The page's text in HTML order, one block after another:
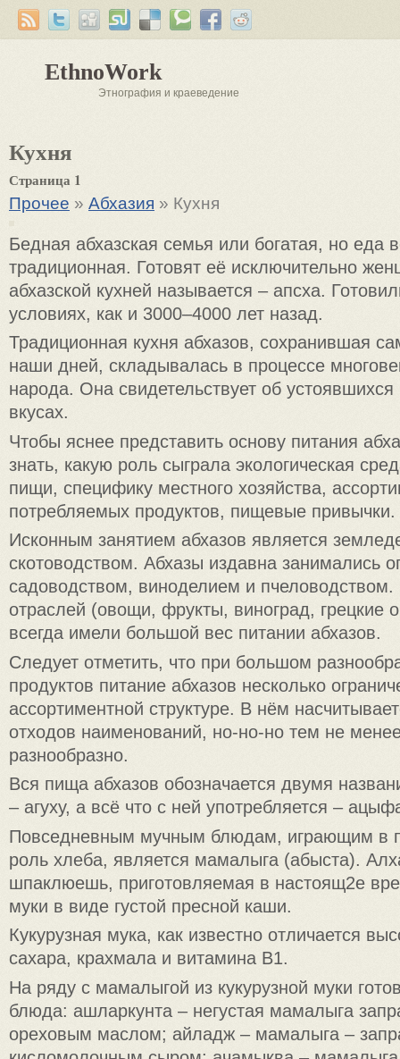
EthnoWork
Этнография и краеведение
Кухня
Страница 1
Прочее » Абхазия » Кухня
Бедная абхазская семья или богатая, но еда
традиционная. Готовят её исключительно
абхазской кухней называется – апсха.
условиях, как и 3000–4000 лет назад.
Традиционная кухня абхазов, сохранившая
наши дней, складывалась в процессе
народа. Она свидетельствует об
вкусах.
Чтобы яснее представить основу питания
знать, какую роль сыграла экологическая
пищи, специфику местного хозяйства,
потребляемых продуктов, пищевые привычки.
Исконным занятием абхазов является
скотоводством. Абхазы издавна занимались
садоводством, виноделием и пчеловодством.
отраслей (овощи, фрукты, виноград, грецкие
всегда имели большой вес питании абхазов.
Следует отметить, что при большом
продуктов питание абхазов несколько
ассортиментной структуре. В нём
отходов наименований, но-но-но тем не
разнообразно.
Вся пища абхазов обозначается двумя
– агуху, а всё что с ней употребляется –
Повседневным мучным блюдам, играющим в
роль хлеба, является мамалыга (абыста).
шпаклюешь, приготовляемая в настоящ2е
муки в виде густой пресной каши.
Кукурузная мука, как известно отличается
сахара, крахмала и витамина В1.
На ряду с мамалыгой из кукурузной муки
блюда: ашларкунта – негустая мамалыга
ореховым маслом; айладж – мамалыга –